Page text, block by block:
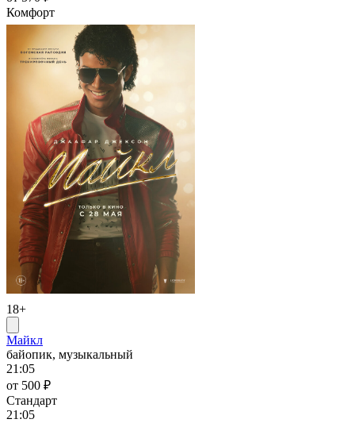
Комфорт
18+
Майкл
байопик, музыкальный
21:05
от 500 ₽
Стандарт
21:05